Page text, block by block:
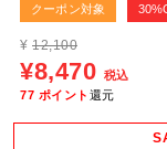
クーポン対象
¥ 12,100
¥8,470 税込
77 ポイント 還元